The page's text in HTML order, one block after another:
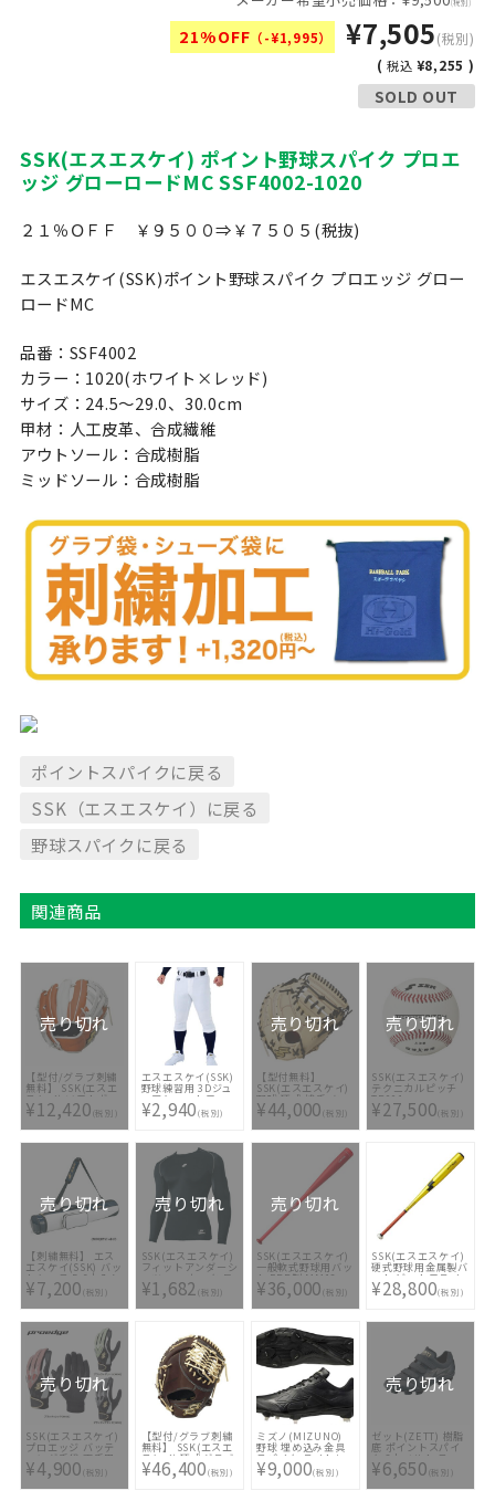
(税別)
21%OFF （-¥1,995） ¥7,505(税別)
(税込 ¥8,255 )
SOLD OUT
SSK(エスエスケイ) ポイント野球スパイク プロエ
ッジ グローロードMC SSF4002-1020
２１％ＯＦＦ ￥９５００⇒￥７５０５(税抜)
エスエスケイ(SSK)ポイント野球スパイク プロエッジ グロー
ロードMC
品番：SSF4002
カラー：1020(ホワイト×レッド)
サイズ：24.5〜29.0、30.0cm
甲材：人工皮革、合成繊維
アウトソール：合成樹脂
ミッドソール：合成樹脂
ポイントスパイクに戻る
SSK（エスエスケイ）に戻る
野球スパイクに戻る
関連商品
売り切れ
【型付/グラブ刺繍
無料】 SSK(エスエ
スケイ) ソフトボー
ルグラブ レディー
ス オールラウンド
用 SSL2060-3510 [
型付け無料 ソフト
料(単色のみ)]
¥12,420(税別)
エスエスケイ(SSK)
野球練習用 3Dジュ
ニアショートフィッ
トパンツ PUP007S
¥2,940(税別)
売り切れ
【型付無料】
SSK(エスエスケイ)
野球 硬式 捕手 キャ
ッチャーミット 新
ラベル
PEKM04424-1290
[ ミット型付け無料
¥44,000(税別)
売り切れ
SSK(エスエスケイ)
テクニカルピッチ
TP001
¥27,500(税別)
売り切れ
【刺繍無料】 エス
エスケイ(SSK) バッ
トケース 5-6本入れ
bh5001-1070 [ ☆
バッグ刺繍2ヶ所無
料(単色のみ)※縁取
り・影付きの場合、
1ヶ所+3300円(税
¥7,200(税別)
売り切れ
SSK(エスエスケイ)
フィットアンダーシ
ャツ ローネック 長
袖 SCB019LL-90
¥1,682 (税別)
売り切れ
SSK(エスエスケイ)
一般軟式野球用バッ
ト FRP製 MM18
SBB4023-20
¥36,000(税別)
SSK(エスエスケイ)
硬式野球用金属製バ
ット ビートフライ
ト HT-LF
EBB1104-3090
¥28,800(税別)
売り切れ
SSK(エスエスケイ)
プロエッジ バッテ
ィング手袋 両手用
EBG6000W
¥4,900(税別)
【型付/グラブ刺繍
無料】 SSK(エスエ
スケイ) 硬式グラブ
PROEDGE プロエ
ッジ 一塁手用
¥46,400(税別)
ミズノ(MIZUNO)
野球 埋め込み金具
スパイク ライトレ
ボエリート
11GM211100
¥9,000(税別)
売り切れ
ゼット(ZETT) 樹脂
底 ポイントスパイ
ク 3本ベルト スー
パーグランドジャッ
ク MP
BSR2786MP-1919
¥6,650(税別)